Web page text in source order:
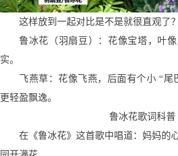
这样放到一起对比是不是就很直观了？
鲁冰花（羽扇豆）： 花像宝塔，叶
实。
飞燕草： 花像飞燕，后面有个小 “尾
更轻盈飘逸。
鲁冰花歌词科普
在《鲁冰花》这首歌中唱道：妈妈的